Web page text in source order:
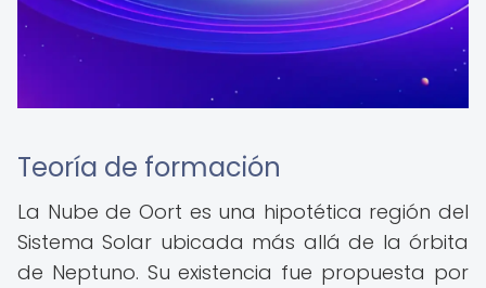
Teoría de formación
La Nube de Oort es una hipotética región del
Sistema Solar ubicada más allá de la órbita
de Neptuno. Su existencia fue propuesta por